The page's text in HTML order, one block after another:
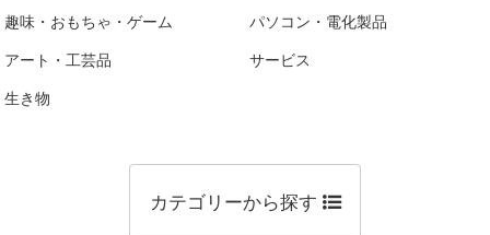
趣味・おもちゃ・ゲーム パソコン・電化製品
アート・工芸品 サービス
生き物
カテゴリーから探す